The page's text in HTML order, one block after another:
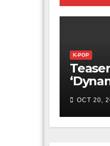
K-POP
OCT 20,